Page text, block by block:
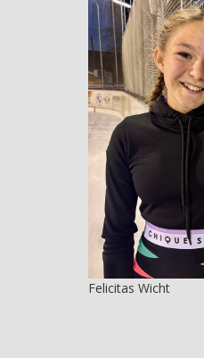
Felicitas Wicht